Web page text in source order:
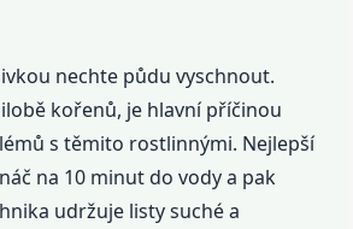
nechte půdu vyschnout.
kořenů, je hlavní příčinou
s těmito rostlinnými. Nejlepší
na 10 minut do vody a pak
udržuje listy suché a